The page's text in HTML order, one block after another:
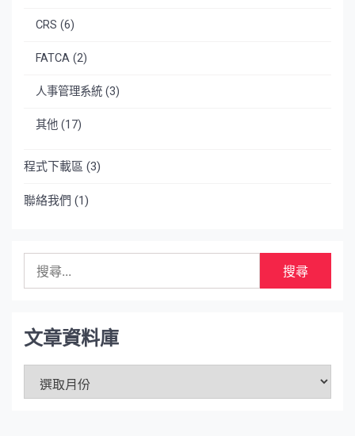
CRS (6)
FATCA (2)
人事管理系統 (3)
其他 (17)
程式下載區 (3)
聯絡我們 (1)
字:
文章資料庫
資